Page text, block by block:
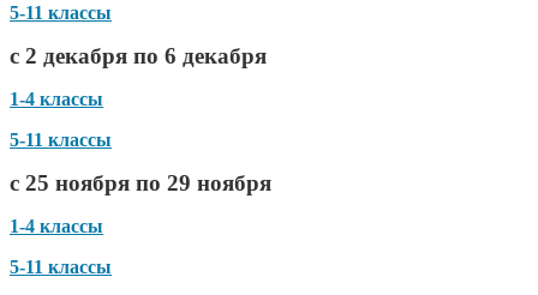
5-11 классы
с 2 декабря по 6 декабря
1-4 классы
5-11 классы
с 25 ноября по 29 ноября
1-4 классы
5-11 классы